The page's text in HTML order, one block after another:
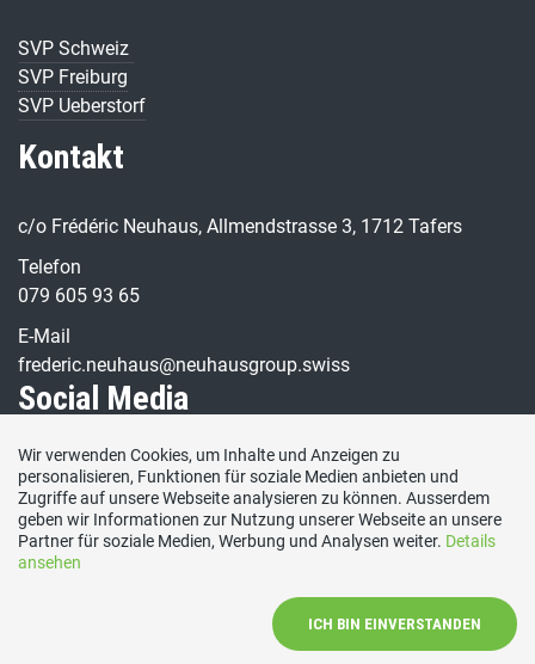
SVP Schweiz
SVP Freiburg
SVP Ueberstorf
Kontakt
c/o Frédéric Neuhaus, Allmendstrasse 3, 1712 Tafers
Telefon
079 605 93 65
E-Mail
frederic.neuhaus@neuhausgroup.swiss
Social Media
Besuchen Sie uns bei:
Impressum / Datenschutz |Kontakt
Wir verwenden Cookies, um Inhalte und Anzeigen zu
personalisieren, Funktionen für soziale Medien anbieten und
Zugriffe auf unsere Webseite analysieren zu können. Ausserdem
geben wir Informationen zur Nutzung unserer Webseite an unsere
Partner für soziale Medien, Werbung und Analysen weiter. Details
ansehen
ICH BIN EINVERSTANDEN